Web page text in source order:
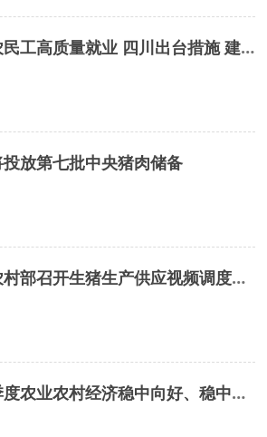
促进农民工高质量就业 四川出台措施 建设培育“川字号”特色劳务品牌
放第七批中央猪肉储备
农业农村部召开生猪生产供应视频调度会 安排部署生猪稳产保供工作
前三季度农业农村经济稳中向好、稳中有进